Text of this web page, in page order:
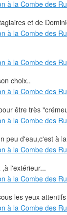
et de
choix..
être très
peu d'eau,c'est à
l'extérieur...
les yeux